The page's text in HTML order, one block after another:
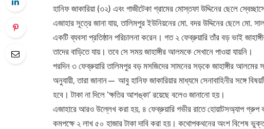
হানিফ জাকারিয়া (৩২) এবং গাজীটেকা গ্রামের মোস্তফা উদ্দিনের ছেলে
এজাহার সূত্রে জানা যায়, তালিমপুর ইউনিয়নের মো. বদর উদ্দিনের ছেলে মো.
একটি ব্যবসা প্রতিষ্ঠান পরিচালনা করেন। গত ২ ফেব্রুয়ারি তাঁর বড় ভাই
তাদের বাড়িতে যায়। তবে সে সময় জাহাঙ্গীর আলমকে সেখানে পাওয়া যায়নি।
পরদিন ৩ ফেব্রুয়ারি তালিমপুর বড় মসজিদের সামনের সড়কে জাহাঙ্গীর
অনুযায়ী, তারা জানান— আবু হানিফ জাকারিয়ার মাধ্যমে সেনাবাহিনীর সঙ্গে
হবে। টাকা না দিলে ‘ক্ষতির আশঙ্কা’ রয়েছে বলেও জানানো হয়।
এজাহারে আরও উল্লেখ করা হয়, ৪ ফেব্রুয়ারি গভীর রাতে হোয়াটসঅ্যাপ গ্রুপ
কমপক্ষে ২ লাখ ৫০ হাজার টাকা দাবি করা হয়। কথোপকথনের অংশ বিশেষ